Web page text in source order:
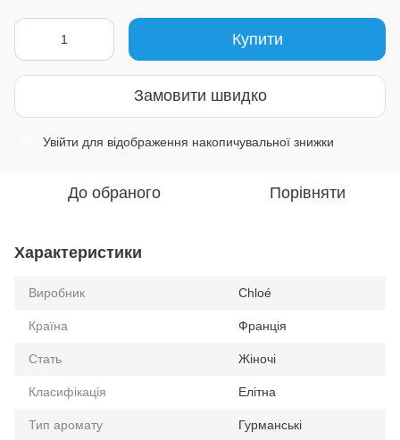
Купити
Замовити швидко
Увійти для відображення накопичувальної знижки
До обраного Порівняти
Характеристики
Виробник Chloé
Країна Франція
Стать Жіночі
Класифікація Елітна
Тип аромату Гурманські